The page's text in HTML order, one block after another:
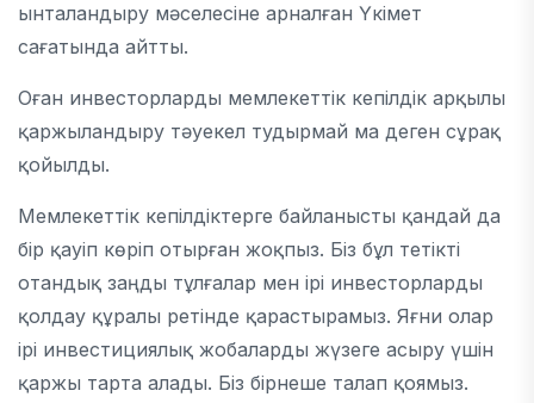
ынталандыру мәселесіне арналған Үкімет
сағатында айтты.
Оған инвесторларды мемлекеттік кепілдік арқылы
қаржыландыру тәуекел тудырмай ма деген сұрақ
қойылды.
Мемлекеттік кепілдіктерге байланысты қандай да
бір қауіп көріп отырған жоқпыз. Біз бұл тетікті
отандық заңды тұлғалар мен ірі инвесторларды
қолдау құралы ретінде қарастырамыз. Яғни олар
ірі инвестициялық жобаларды жүзеге асыру үшін
қаржы тарта алады. Біз бірнеше талап қоямыз.